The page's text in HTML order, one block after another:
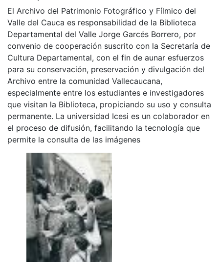
El Archivo del Patrimonio Fotográfico y Fílmico del
Valle del Cauca es responsabilidad de la Biblioteca
Departamental del Valle Jorge Garcés Borrero, por
convenio de cooperación suscrito con la Secretaría de
Cultura Departamental, con el fin de aunar esfuerzos
para su conservación, preservación y divulgación del
Archivo entre la comunidad Vallecaucana,
especialmente entre los estudiantes e investigadores
que visitan la Biblioteca, propiciando su uso y consulta
permanente. La universidad Icesi es un colaborador en
el proceso de difusión, facilitando la tecnología que
permite la consulta de las imágenes